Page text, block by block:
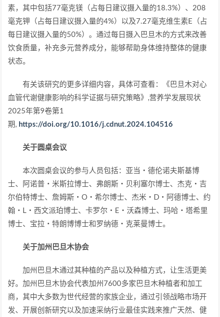
素，其中包括77毫克镁（占每日建议摄入量的18.3%）、208
毫克钾（占每日建议摄入量的4%）以及7.27毫克维生素E（占
每日建议摄入量的50%）。通过每日摄入巴旦木的方式来改善
饮食质量，补充多元营养成分，能够帮助身体维持整体的健康
状态。
有关该研究的更多详细内容，具体可查看：《巴旦木对心
血管代谢健康影响的科学证据与研究策略》,营养学发展现状
2025年第9卷第1
期, https://doi.org/10.1016/j.cdnut.2024.104516
关于圆桌会议
本次圆桌会议的参与人员包括：亚当・德伦诺夫斯基博
士、阿诺普・米斯拉博士、弗朗斯・贝利塞尔博士、杰克・吉
尔伯特博士、詹姆斯・O・希尔博士、杰米・D・阿德博士、约
翰・L・西文派珀博士、卡罗尔・E・沃森博士、玛哈・塔希里
博士、宝拉・特朗博博士和罗纳德・克莱曼博士。
关于加州巴旦木协会
加州巴旦木通过其种植的产品以及种植方式，让生活更美
好。加州巴旦木协会代表加州7600多家巴旦木种植者和加工
商，其中大多数为世代经营的家族企业，通过引领战略市场开
发、开展创新研究以及加速采纳行业最佳实践来推广天然、健